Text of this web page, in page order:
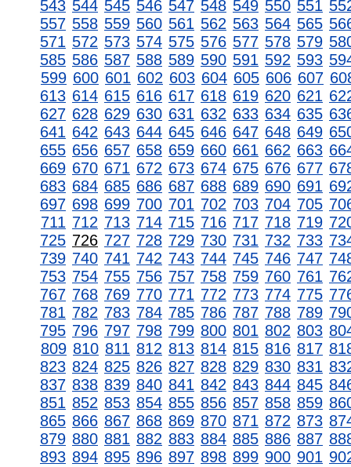
543 544 545 546 547 548 549 550 551
557 558 559 560 561 562 563 564 565
571 572 573 574 575 576 577 578 579
585 586 587 588 589 590 591 592 593
599 600 601 602 603 604 605 606 607
613 614 615 616 617 618 619 620 621
627 628 629 630 631 632 633 634 635
641 642 643 644 645 646 647 648 649
655 656 657 658 659 660 661 662 663
669 670 671 672 673 674 675 676 677
683 684 685 686 687 688 689 690 691
697 698 699 700 701 702 703 704 705
711 712 713 714 715 716 717 718 719
725 726 727 728 729 730 731 732 733
739 740 741 742 743 744 745 746 747
753 754 755 756 757 758 759 760 761
767 768 769 770 771 772 773 774 775
781 782 783 784 785 786 787 788 789
795 796 797 798 799 800 801 802 803
809 810 811 812 813 814 815 816 817
823 824 825 826 827 828 829 830 831
837 838 839 840 841 842 843 844 845
851 852 853 854 855 856 857 858 859
865 866 867 868 869 870 871 872 873
879 880 881 882 883 884 885 886 887
893 894 895 896 897 898 899 900 901